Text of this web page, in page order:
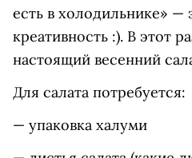
есть в холодильнике» —
креативность :). В этот
настоящий весенний
Для салата потребуется:
— упаковка халуми